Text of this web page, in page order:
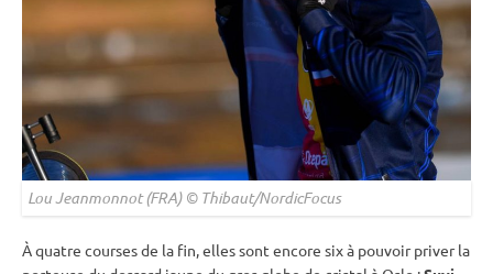
Lou Jeanmonnot (FRA) © Thibaut/NordicFocus
À quatre courses de la fin, elles sont encore six à pouvoir priver la